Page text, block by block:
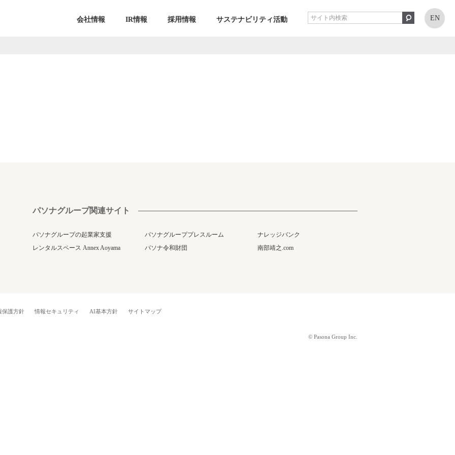
会社情報 IR情報 採用情報 サステナビリティ活動 EN
パソナグループ関連サイト
パソナグループの起業家支援 パソナグループプレスルーム
ナレッジバンク
レンタルスペース Annex Aoyama
パソナ令和財団 南部靖之.com
保護方針 情報セキュリティ AI基本方針 サイトマップ
© Pasona Group Inc.